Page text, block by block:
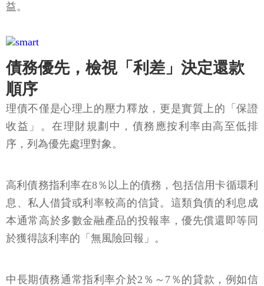
益。
債務優先，檢視「利差」決定還款
順序
理債不僅是心理上的壓力釋放，更是實質上的「保證
收益」。在理財規劃中，債務應按利率由高至低排
序，列為優先處理對象。
高利債務指利率在8％以上的債務，包括信用卡循環利
息、私人借貸或利率較高的信貸。這類負債的利息成
本通常高於多數金融產品的投報率，優先償還即等同
於獲得該利率的「無風險回報」。
中長期債務通常指利率介於2％～7％的貸款，例如信